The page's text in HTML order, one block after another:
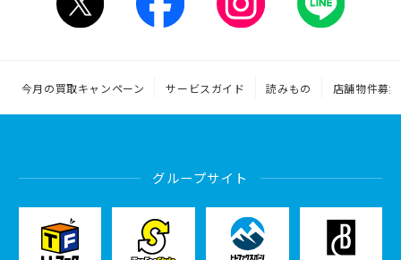
今月の買取キャンペーン サービスガイド 読みもの 店舗物件募集
グループサイト